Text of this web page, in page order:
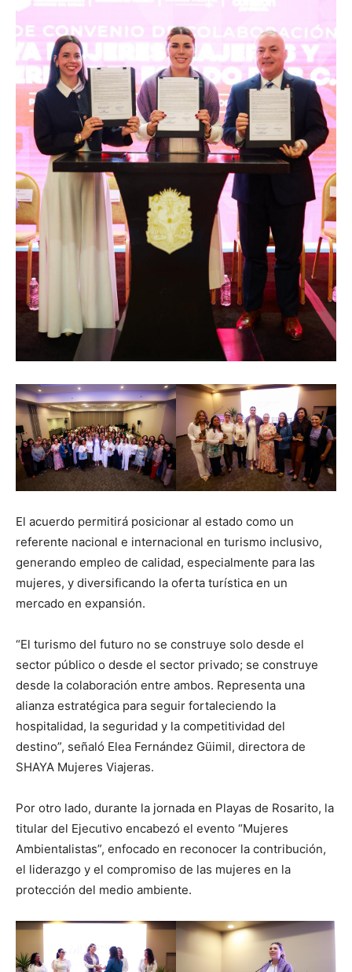
El acuerdo permitirá posicionar al estado como un
referente nacional e internacional en turismo inclusivo,
generando empleo de calidad, especialmente para las
mujeres, y diversificando la oferta turística en un
mercado en expansión.
“El turismo del futuro no se construye solo desde el
sector público o desde el sector privado; se construye
desde la colaboración entre ambos. Representa una
alianza estratégica para seguir fortaleciendo la
hospitalidad, la seguridad y la competitividad del
destino”, señaló Elea Fernández Güimil, directora de
SHAYA Mujeres Viajeras.
Por otro lado, durante la jornada en Playas de Rosarito, la
titular del Ejecutivo encabezó el evento “Mujeres
Ambientalistas”, enfocado en reconocer la contribución,
el liderazgo y el compromiso de las mujeres en la
protección del medio ambiente.